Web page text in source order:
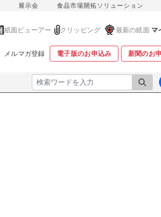
展示会 食品市場開拓ソリューション
紙面ビューアー クリッピング 最新の紙面 マ
メルマガ登録 電子版のお申込み 新聞のお
検索